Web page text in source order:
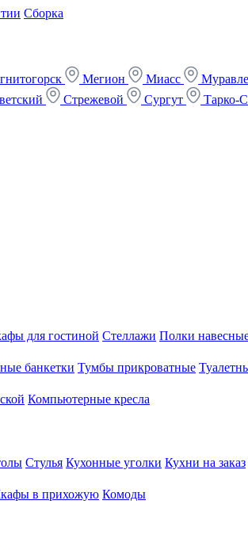
Сборка
Мегион Миасс
Стрежевой Сургут Тарко-
для гостиной Стеллажи Полки
банкетки Тумбы прикроватные
Компьютерные кресла
Стулья Кухонные уголки Кухни на заказ
в прихожую Комоды